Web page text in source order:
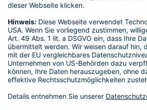
Adresse ändern
Schaden melden
Kilometerstandsmeldung
Serviceübersicht